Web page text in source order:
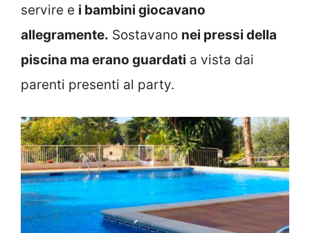
servire e i bambini giocavano
allegramente. Sostavano nei pressi della
piscina ma erano guardati a vista dai
parenti presenti al party.